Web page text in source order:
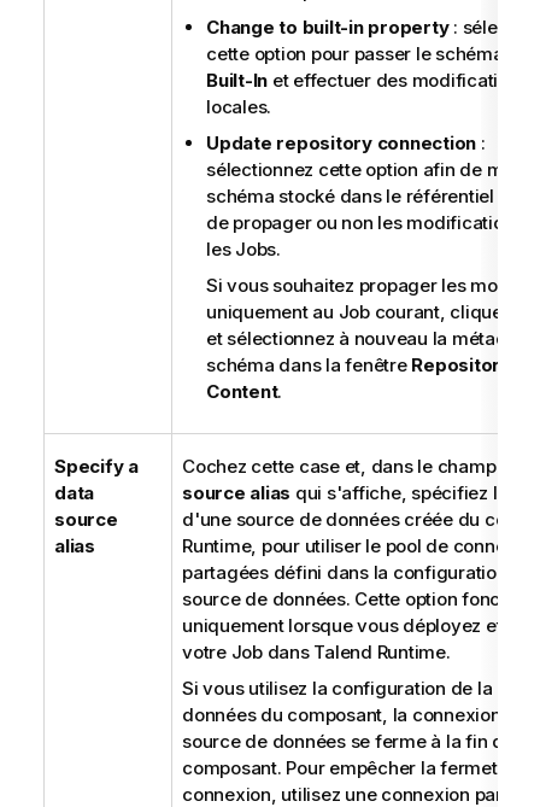
Change to built-in property:
cette option pour passer le schéma en
Built-In et effectuer des modifications
locales.
Update repository connection :
sélectionnez cette option afin de
schéma stocké dans le référentiel et
de propager ou non les modifications
les Jobs.
Si vous souhaitez propager les
uniquement au Job courant, cliquez
et sélectionnez à nouveau la
schéma dans la fenêtre Repository
Content.
Specify a
data
source
alias
Cochez cette case et, dans le champ
source alias qui s'affiche, spécifiez
d'une source de données créée du côté
Runtime, pour utiliser le pool de
partagées défini dans la configuration de
source de données. Cette option
uniquement lorsque vous déployez et
votre Job dans Talend Runtime.
Si vous utilisez la configuration de la
données du composant, la connexion à
source de données se ferme à la fin du
composant. Pour empêcher la fermeture
connexion, utilisez une connexion